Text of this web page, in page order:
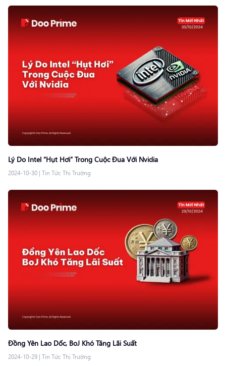
Lý Do Intel “Hụt Hơi” Trong Cuộc Đua Với Nvidia
2024-10-30 | Tin Tức Thị Trường
Đồng Yên Lao Dốc, BoJ Khó Tăng Lãi Suất
2024-10-29 | Tin Tức Thị Trường